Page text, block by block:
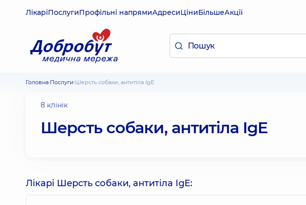
ЛікаріПослугиПрофільні напрямиАдресиЦіниБільшеАкції
Головна Послуги Шерсть собаки, антитіла IgE
8 клінік
Шерсть собаки, антитіла IgE
Лікарі Шерсть собаки, антитіла IgE: